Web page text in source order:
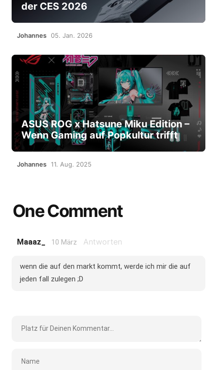
der CES 2026
Johannes 05. Jan. 2026
ASUS ROG x Hatsune Miku Edition –
Wenn Gaming auf Popkultur trifft
Johannes 11. Aug. 2025
One Comment
Maaaz_ 10 März Antworten
wenn die auf den markt kommt, werde ich mir die auf
jeden fall zulegen ;D